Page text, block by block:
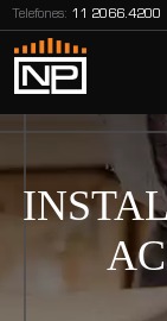
Telefones: 11 2066.4200